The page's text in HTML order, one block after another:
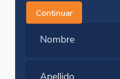
Continuar
Nombre
Apellido